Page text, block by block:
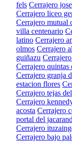
fels Cerrajero
Cerrajero liceo
Cerrajero mutual
villa centenario
latino Cerrajero
olmos Cerrajero
guiñazu
Cerrajero quintas
Cerrajero granja
estacion flores
Cerrajero tejas
Cerrajero
acosta Cerrajero
portal del
Cerrajero
Cerrajero bajo